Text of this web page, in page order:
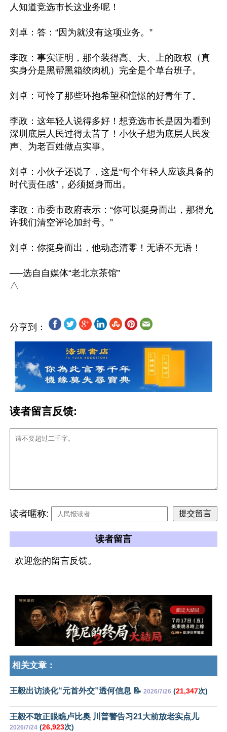
人知道竞选市长这业务呢！
刘卓：答：“因为就没有这项业务。”
李政：事实证明，那个装得高、大、上的政权（真
实身分是黑帮黑箱绞肉机）完全是个草台班子。
刘卓：可怜了那些环抱希望和憧憬的好青年了。
李政：这年轻人说得多好！想竞选市长是因为看到
深圳底层人民过得太苦了！小伙子想为底层人民发
声、为老百姓做点实事。
刘卓：小伙子还说了，这是“每个年轻人应该具备的
时代责任感”，必须挺身而出。
李政：市委市政府表示：“你可以挺身而出，那得允
许我们清空评论加封号。”
刘卓：你挺身而出，他动态清零！无语不无语！
──选自自媒体“老北京茶馆”
分享到：
读者留言反馈:
读者暱称:
读者留言
欢迎您的留言反馈。
相关文章：
王毅出访淡化“元首外交”透何信息 📝 2026/7/26 (21,347次)
王毅不敢正眼瞧卢比奥 川普警告习21大前放老实点儿
2026/7/24 (26,923次)